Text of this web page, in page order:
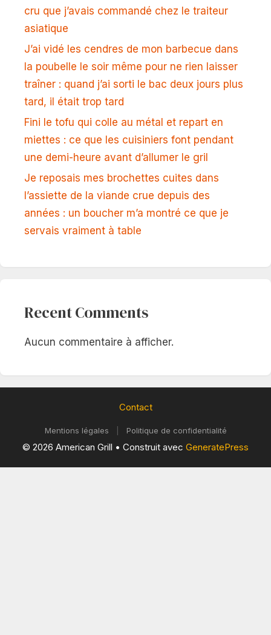
cru que j’avais commandé chez le traiteur
asiatique
J’ai vidé les cendres de mon barbecue dans
la poubelle le soir même pour ne rien laisser
traîner : quand j’ai sorti le bac deux jours plus
tard, il était trop tard
Fini le tofu qui colle au métal et repart en
miettes : ce que les cuisiniers font pendant
une demi-heure avant d’allumer le gril
Je reposais mes brochettes cuites dans
l’assiette de la viande crue depuis des
années : un boucher m’a montré ce que je
servais vraiment à table
Recent Comments
Aucun commentaire à afficher.
Contact
Mentions légales Politique de confidentialité
© 2026 American Grill • Construit avec GeneratePress